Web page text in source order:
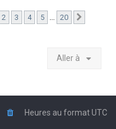
sur20
2 3 4 5 … 20
Aller à
Heures au formatUTC